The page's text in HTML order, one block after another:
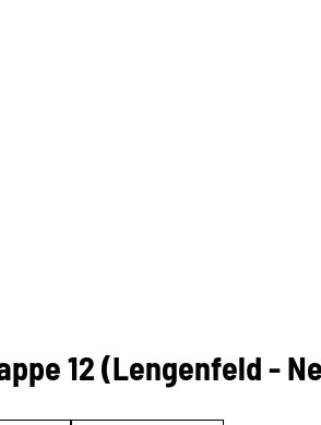
12 (Lengenfeld -